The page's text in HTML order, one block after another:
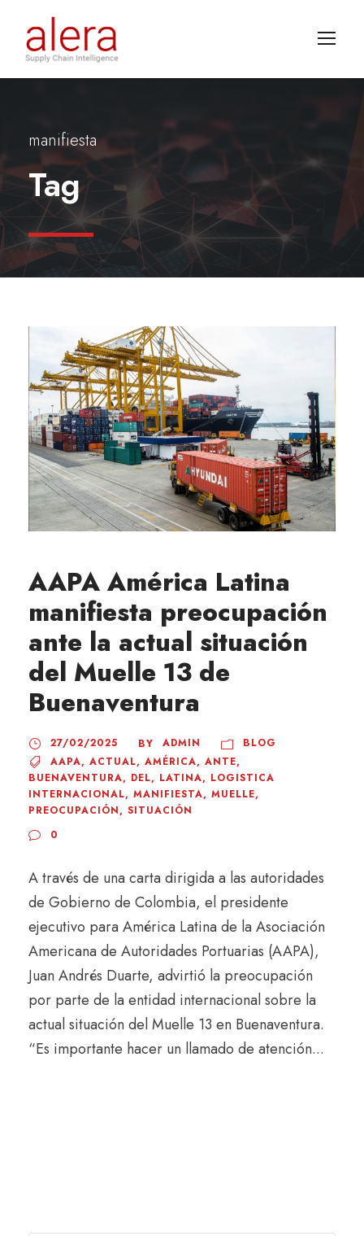
manifiesta
Tag
AAPA América Latina
manifiesta preocupación
ante la actual situación
del Muelle 13 de
Buenaventura
27/02/2025 BY ADMIN
BLOG
AAPA, ACTUAL, AMÉRICA, ANTE,
BUENAVENTURA, DEL, LATINA, LOGISTICA
INTERNACIONAL, MANIFIESTA, MUELLE,
PREOCUPACIÓN, SITUACIÓN
0
A través de una carta dirigida a las autoridades
de Gobierno de Colombia, el presidente
ejecutivo para América Latina de la Asociación
Americana de Autoridades Portuarias (AAPA),
Juan Andrés Duarte, advirtió la preocupación
por parte de la entidad internacional sobre la
actual situación del Muelle 13 en Buenaventura.
“Es importante hacer un llamado de atención...